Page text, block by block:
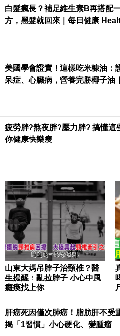
白髮瘋長？補足維生素B再搭配
方，黑髮就回來｜每日健康
美國學會證實！這樣吃米糠油：
呆症、心臟病，營養完勝椰子油
疲勞胖?熬夜胖?壓力胖? 搞懂這
你健康快樂瘦
山東大媽吊脖子治頸椎？醫
生提醒：亂拉脖子 小心中風
癱瘓找上你
肝癌死因僅次肺癌！脂肪肝不受
揭「1習慣」小心硬化、變腫瘤